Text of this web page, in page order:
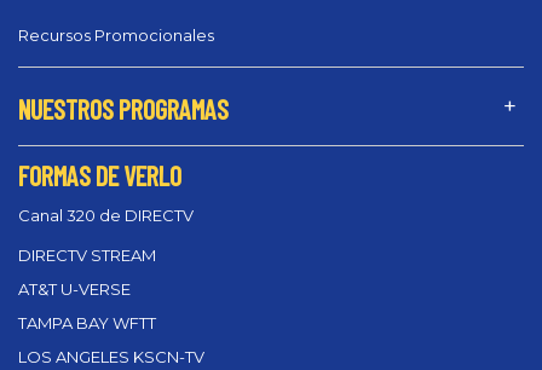
Recursos Promocionales
NUESTROS PROGRAMAS
FORMAS DE VERLO
Canal 320 de DIRECTV
DIRECTV STREAM
AT&T U-VERSE
TAMPA BAY WFTT
LOS ANGELES KSCN-TV